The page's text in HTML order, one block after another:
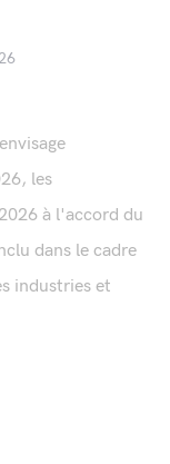
les
à l'accord du
dans le cadre
industries et